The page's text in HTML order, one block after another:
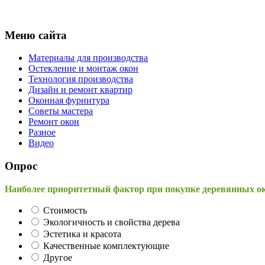
Меню сайта
Материалы для производства
Остекление и монтаж окон
Технология производства
Дизайн и ремонт квартир
Оконная фурнитура
Советы мастера
Ремонт окон
Разное
Видео
Опрос
Наиболее приоритетный фактор при покупке деревянных
Стоимость
Экологичность и свойства дерева
Эстетика и красота
Качественные комплектующие
Другое